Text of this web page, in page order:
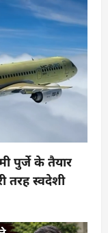
पुर्जे के तैयार
तरह स्वदेशी